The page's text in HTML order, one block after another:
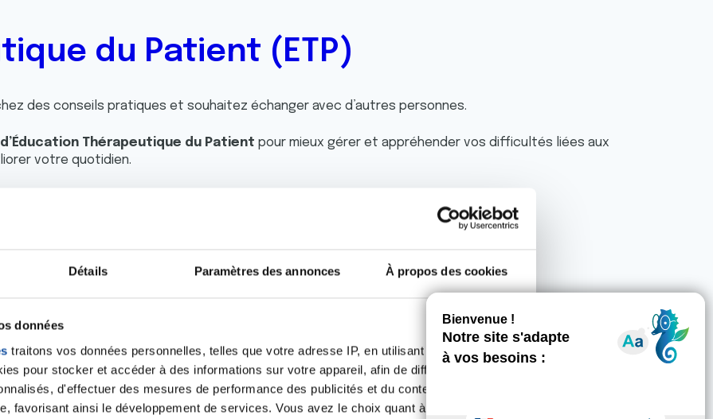
Détails Paramètres des annonces À propos des cookies
données
traitons vos données personnelles, telles que votre adresse IP, en utilisant des
pour stocker et accéder à des informations sur votre appareil, afin de diffuser des
d'effectuer des mesures de performance des publicités et du contenu, ainsi que de
favorisant ainsi le développement de services. Vous avez le choix quant à l'utilisation de
du Patient (ETP)
des conseils pratiques et souhaitez échanger avec d’autres personnes.
Thérapeutique du Patient pour mieux gérer et appréhender vos difficultés liées aux
votre quotidien.
et celles de son entourage
adapté en favorisant la détente
ensemble vos besoins et établirons un programme personnalisé pour déterminer vos séances.
pluridisciplinaire formée , une psychologue clinicienne, une usager-partenaire.